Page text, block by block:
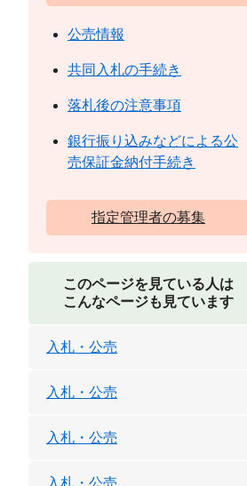
公売情報
共同入札の手続き
落札後の注意事項
銀行振り込みなどによる公
売保証金納付手続き
指定管理者の募集
このページを見ている人は
こんなページも見ています
入札・公売
入札・公売
入札・公売
入札・公売